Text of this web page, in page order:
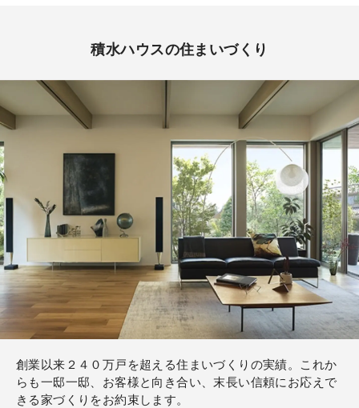
ご来場予約受付中！
①お客様のご予定に合わせてご案内いたします。
②お待たせすることなくご案内いたします。
③事前にいただいたご質問・ご要望等についてお調べ
しておきます。
※ご来場予約のお客様は、本ページ内の「ご予約・お
申込み」ボタンよりお申し込みください。
積水ハウスの住まいづくり
創業以来２４０万戸を超える住まいづくりの実績。これか
らも一邸一邸、お客様と向き合い、末長い信頼にお応えで
きる家づくりをお約束します。